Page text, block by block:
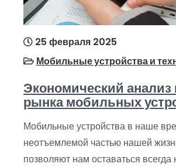
25 февраля 2025
Мобильные устройства и
Экономический анализ
рынка мобильных
Мобильные устройства в наше
неотъемлемой частью нашей
позволяют нам оставаться всегда